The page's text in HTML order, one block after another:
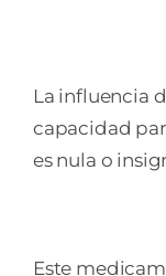
La influencia
capacidad
es nula o
Este